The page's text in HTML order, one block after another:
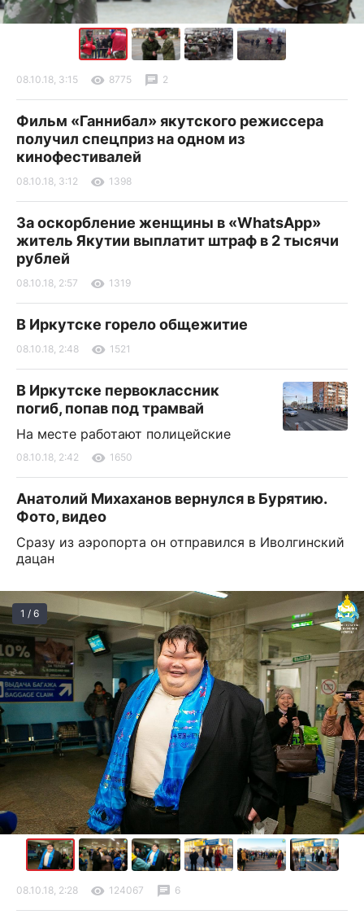
08.10.18, 3:15 8775 2
Фильм «Ганнибал» якутского режиссера
получил спецприз на одном из
кинофестивалей
08.10.18, 3:12 1398
За оскорбление женщины в «WhatsApp»
житель Якутии выплатит штраф в 2 тысячи
рублей
08.10.18, 2:57 1319
В Иркутске горело общежитие
08.10.18, 2:48 1521
В Иркутске первоклассник
погиб, попав под трамвай
На месте работают полицейские
08.10.18, 2:42 1650
Анатолий Михаханов вернулся в Бурятию.
Фото, видео
Сразу из аэропорта он отправился в Иволгинский
дацан
1 / 6
08.10.18, 2:28 124067 6